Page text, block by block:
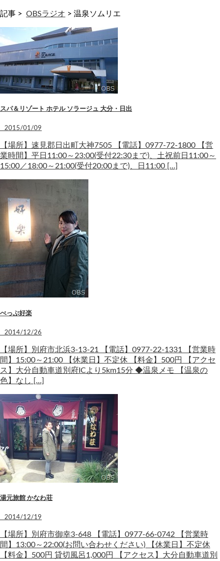
記事 > OBSラジオ > 温泉ソムリエ
スパ＆リゾート ホテル ソラージュ 大分・日出
2015/01/09
【場所】速見郡日出町大神7505 【電話】0977-72-1800 【営
業時間】平日11:00～23:00(受付22:30まで)、土祝前日11:00～
15:00／18:00～21:00(受付20:00まで)、日11:00 […]
べっぷ好楽
2014/12/26
【場所】別府市北浜3-13-21 【電話】0977-22-1331 【営業時
間】15:00～21:00 【休業日】不定休 【料金】500円 【アクセ
ス】大分自動車道別府ICより5km15分 ◆温泉メモ 【温泉の
色】なし […]
湯元旅館 かなわ荘
2014/12/19
【場所】別府市御幸3-648 【電話】0977-66-0742 【営業時
間】13:00～22:00(お問い合わせください) 【休業日】不定休
【料金】500円 貸切風呂1,000円 【アクセス】大分自動車道別